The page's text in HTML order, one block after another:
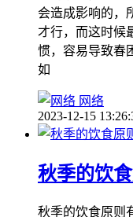
会造成影响的，
才行，而这时候
惯，容易导致春
如
网络
2023-12-15
秋季的饮
秋季的饮食原则